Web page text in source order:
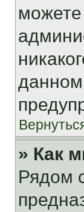
данном
» Как
Рядом